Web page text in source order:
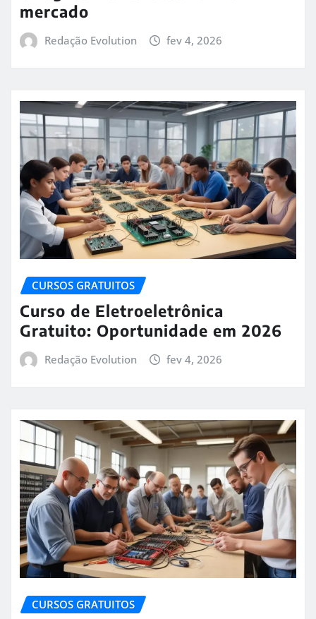
mercado
Redação Evolution fev 4, 2026
CURSOS GRATUITOS
Curso de Eletroeletrônica
Gratuito: Oportunidade em 2026
Redação Evolution fev 4, 2026
CURSOS GRATUITOS